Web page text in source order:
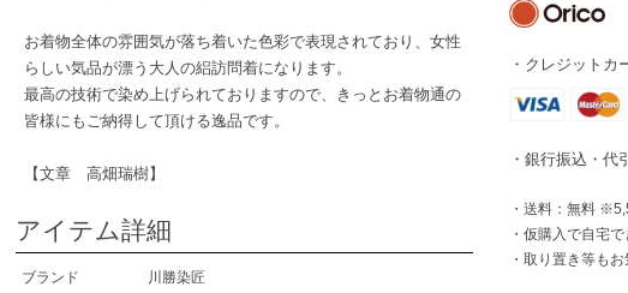
お着物全体の雰囲気が落ち着いた色彩で表現されており、女性
らしい気品が漂う大人の絽訪問着になります。
最高の技術で染め上げられておりますので、きっとお着物通の
皆様にもご納得して頂ける逸品です。
【文章 高畑瑞樹】
アイテム詳細
ブランド 川勝染匠
・クレジットカ
・銀行振込・代
・送料：無料
・仮購入で自宅
・取り置き等も